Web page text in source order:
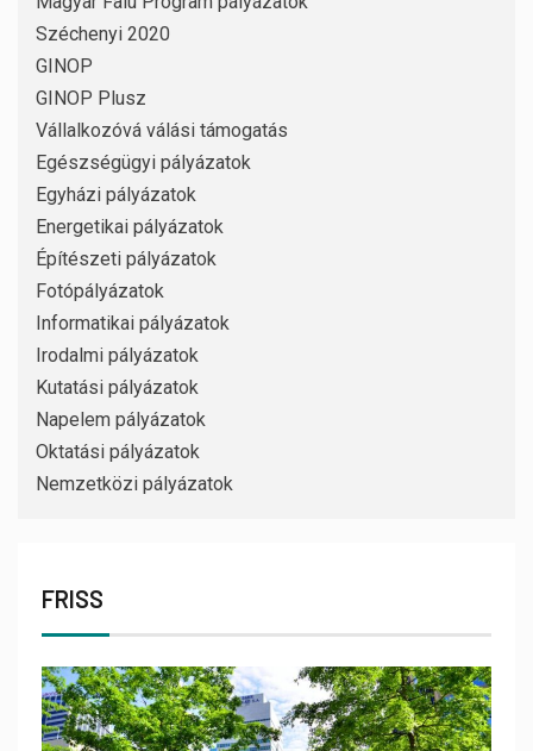
Széchenyi 2020
GINOP
GINOP Plusz
Vállalkozóvá válási támogatás
Egészségügyi pályázatok
Egyházi pályázatok
Energetikai pályázatok
Építészeti pályázatok
Fotópályázatok
Informatikai pályázatok
Irodalmi pályázatok
Kutatási pályázatok
Napelem pályázatok
Oktatási pályázatok
Nemzetközi pályázatok
FRISS